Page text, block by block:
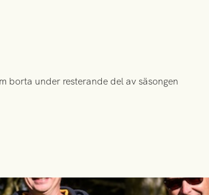
borta under resterande del av säsongen